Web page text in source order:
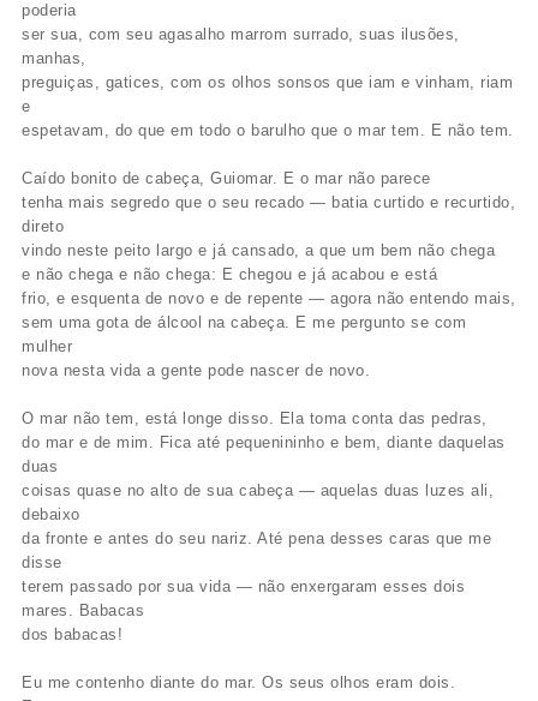
poderia
ser sua, com seu agasalho marrom surrado, suas ilusões,
manhas,
preguiças, gatices, com os olhos sonsos que iam e vinham, riam
e
espetavam, do que em todo o barulho que o mar tem. E não tem.
Caído bonito de cabeça, Guiomar. E o mar não parece
tenha mais segredo que o seu recado — batia curtido e recurtido,
direto
vindo neste peito largo e já cansado, a que um bem não chega
e não chega e não chega: E chegou e já acabou e está
frio, e esquenta de novo e de repente — agora não entendo mais,
sem uma gota de álcool na cabeça. E me pergunto se com
mulher
nova nesta vida a gente pode nascer de novo.
O mar não tem, está longe disso. Ela toma conta das pedras,
do mar e de mim. Fica até pequenininho e bem, diante daquelas
duas
coisas quase no alto de sua cabeça — aquelas duas luzes ali,
debaixo
da fronte e antes do seu nariz. Até pena desses caras que me
disse
terem passado por sua vida — não enxergaram esses dois
mares. Babacas
dos babacas!
Eu me contenho diante do mar. Os seus olhos eram dois.